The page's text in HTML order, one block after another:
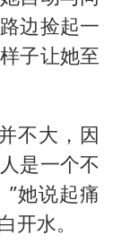
边捡起一
子让她至
不大，因
是一个不
她说起痛
开水。